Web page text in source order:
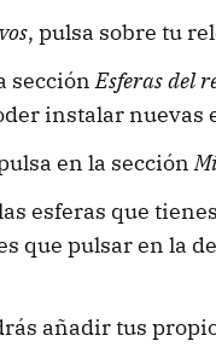
, pulsa sobre tu
secciónEsferas del
instalar nuevas
en la sección
esferas que
que pulsar en la
añadir tus